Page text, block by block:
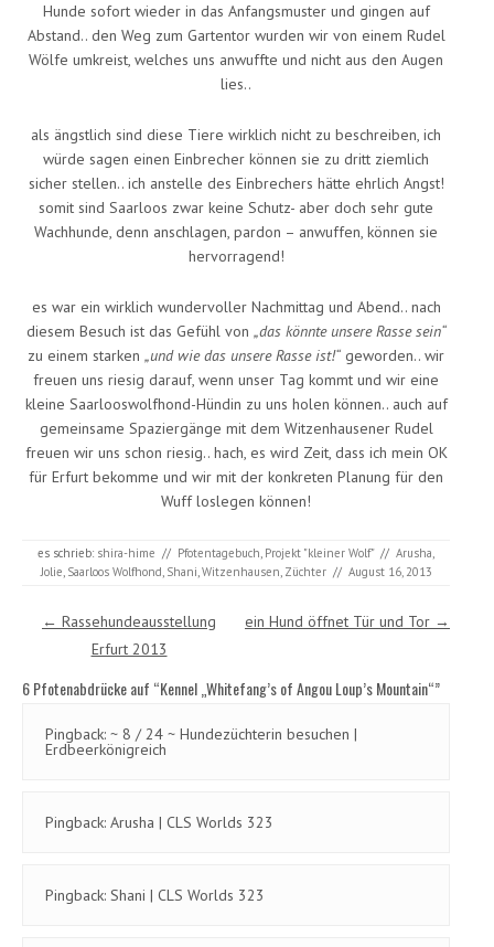
Hunde sofort wieder in das Anfangsmuster und gingen auf
Abstand.. den Weg zum Gartentor wurden wir von einem Rudel
Wölfe umkreist, welches uns anwuffte und nicht aus den Augen
lies..
als ängstlich sind diese Tiere wirklich nicht zu beschreiben, ich
würde sagen einen Einbrecher können sie zu dritt ziemlich
sicher stellen.. ich anstelle des Einbrechers hätte ehrlich Angst!
somit sind Saarloos zwar keine Schutz- aber doch sehr gute
Wachhunde, denn anschlagen, pardon – anwuffen, können sie
hervorragend!
es war ein wirklich wundervoller Nachmittag und Abend.. nach
diesem Besuch ist das Gefühl von „das könnte unsere Rasse sein“
zu einem starken „und wie das unsere Rasse ist!“ geworden.. wir
freuen uns riesig darauf, wenn unser Tag kommt und wir eine
kleine Saarlooswolfhond-Hündin zu uns holen können.. auch auf
gemeinsame Spaziergänge mit dem Witzenhausener Rudel
freuen wir uns schon riesig.. hach, es wird Zeit, dass ich mein OK
für Erfurt bekomme und wir mit der konkreten Planung für den
Wuff loslegen können!
es schrieb: shira-hime // Pfotentagebuch, Projekt "kleiner Wolf" // Arusha,
Jolie, Saarloos Wolfhond, Shani,Witzenhausen, Züchter // August 16, 2013
Post navigation
← Rassehundeausstellung
Erfurt 2013
ein Hund öffnet Tür und Tor →
6 Pfotenabdrücke auf “Kennel „Whitefang’s of Angou Loup’s Mountain“”
Pingback: ~ 8 / 24 ~ Hundezüchterin besuchen |
Erdbeerkönigreich
Pingback: Arusha | CLS Worlds 323
Pingback: Shani | CLS Worlds 323